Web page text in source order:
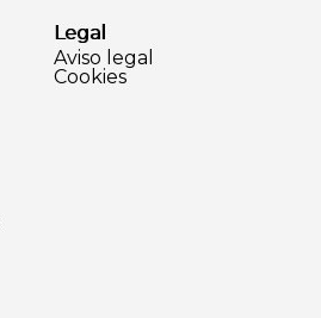
Legal
Aviso legal
Cookies